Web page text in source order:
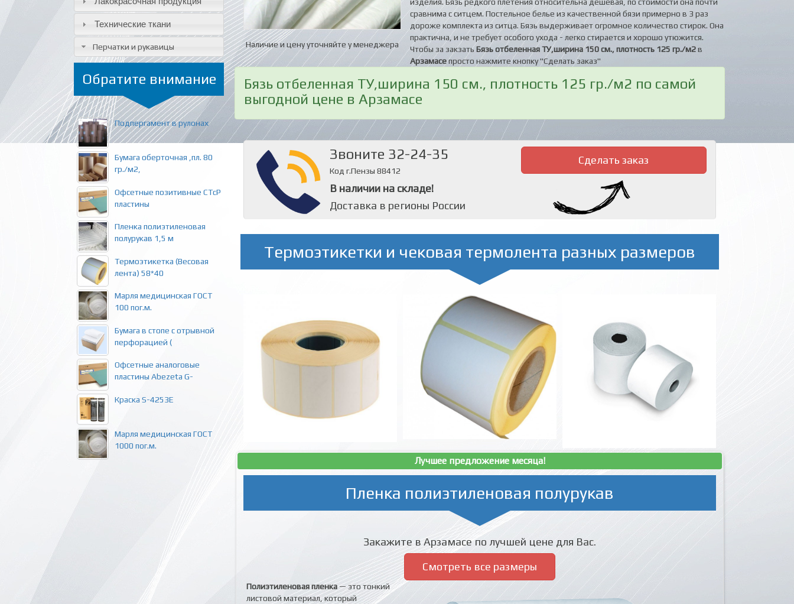
Технические ткани
Перчатки и рукавицы
Обратите внимание
Подпергамент в рулонах
Бумага оберточная ,пл. 80
гр./м2,
Офсетные позитивные СTcP
пластины
Пленка полиэтиленовая
полурукав 1,5 м
Термоэтикетка (Весовая
лента) 58*40
Марля медицинская ГОСТ
100 пог.м.
Бумага в стопе с отрывной
перфорацией (
Офсетные аналоговые
пластины Abezeta G-
Краска S-4253E
Марля медицинская ГОСТ
1000 пог.м.
Наличие и цену уточняйте у менеджера
сравнима с ситцем. Постельное белье из качественной бязи примерно в 3 раз
дороже комплекта из ситца. Бязь выдерживает огромное количество стирок. Она
практична, и не требует особого ухода - легко стирается и хорошо утюжится.
Чтобы за закзатьБязь отбеленная ТУ,ширина 150 см., плотность 125 гр./м2в
Арзамасепросто нажмите кнопку "Сделать заказ"
Бязь отбеленная ТУ,ширина 150 см., плотность 125 гр./м2 по самой
выгодной цене в Арзамасе
Звоните 32-24-35
Код г.Пензы 88412
В наличии на складе!
Доставка в регионы России
Сделать заказ
Термоэтикетки и чековая термолента разных размеров
Лучшее предложение месяца!
Пленка полиэтиленовая полурукав
Закажите в Арзамасе по лучшей цене для Вас.
Смотреть все размеры
Полиэтиленовая пленка— это тонкий
листовой материал, который